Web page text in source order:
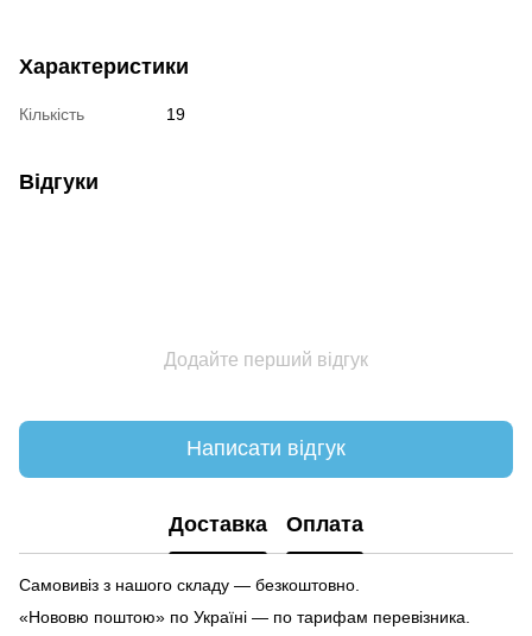
Характеристики
Кількість 19
Відгуки
Додайте перший відгук
Написати відгук
Доставка Оплата
Самовивіз з нашого складу — безкоштовно.
«Нововю поштою» по Україні — по тарифам перевізника.